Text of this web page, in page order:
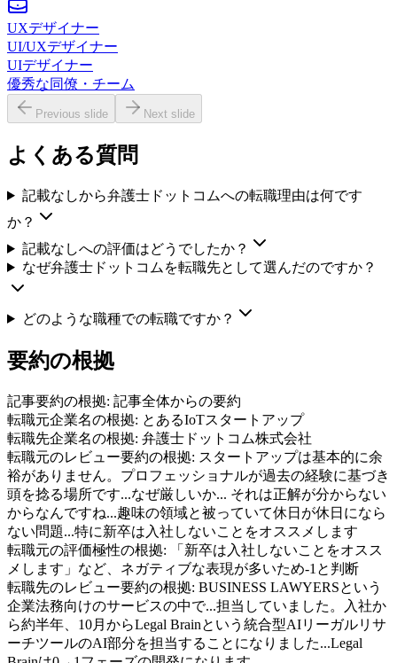
UXデザイナー
UI/UXデザイナー
UIデザイナー
優秀な同僚・チーム
Previous slide Next slide
よくある質問
記載なしから弁護士ドットコムへの転職理由は何です
か？
記載なしへの評価はどうでしたか？
なぜ弁護士ドットコムを転職先として選んだのですか？
どのような職種での転職ですか？
要約の根拠
記事要約の根拠: 記事全体からの要約
転職元企業名の根拠: とあるIoTスタートアップ
転職先企業名の根拠: 弁護士ドットコム株式会社
転職元のレビュー要約の根拠: スタートアップは基本的に余
裕がありません。プロフェッショナルが過去の経験に基づき
頭を捻る場所です...なぜ厳しいか... それは正解が分からない
からなんですね...趣味の領域と被っていて休日が休日になら
ない問題...特に新卒は入社しないことをオススメします
転職元の評価極性の根拠:
「新卒は入社しないことをオスス
メします」など、ネガティブな表現が多いため-1と判断
転職先のレビュー要約の根拠: BUSINESS LAWYERSという
企業法務向けのサービスの中で...担当していました。入社か
ら約半年、10月からLegal Brainという統合型AIリーガルリサ
ーチツールのAI部分を担当することになりました...Legal